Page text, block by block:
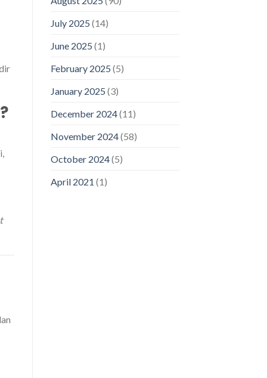
July 2025 (14)
June 2025 (1)
February 2025 (5)
January 2025 (3)
December 2024(11)
November 2024(58)
October 2024(5)
April 2021 (1)